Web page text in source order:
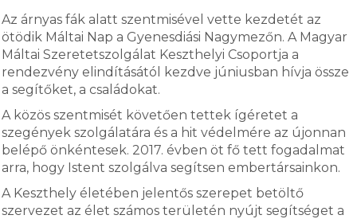
Az árnyas fák alatt szentmisével vette kezdetét az
ötödik Máltai Nap a Gyenesdiási Nagymezőn. A Magyar
Máltai Szeretetszolgálat Keszthelyi Csoportja a
rendezvény elindításától kezdve júniusban hívja össze
a segítőket, a családokat.
A közös szentmisét követően tettek ígéretet a
szegények szolgálatára és a hit védelmére az újonnan
belépő önkéntesek. 2017. évben öt fő tett fogadalmat
arra, hogy Istent szolgálva segítsen embertársainkon.
A Keszthely életében jelentős szerepet betöltő
szervezet az élet számos területén nyújt segítséget a